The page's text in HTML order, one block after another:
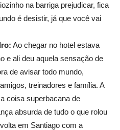
na barriga prejudicar, fica
é desistir, já que você vai
Ao chegar no hotel estava
e ali deu aquela sensação de
de avisar todo mundo,
treinadores e família. A
coisa superbacana de
absurda de tudo o que rolou
em Santiago com a